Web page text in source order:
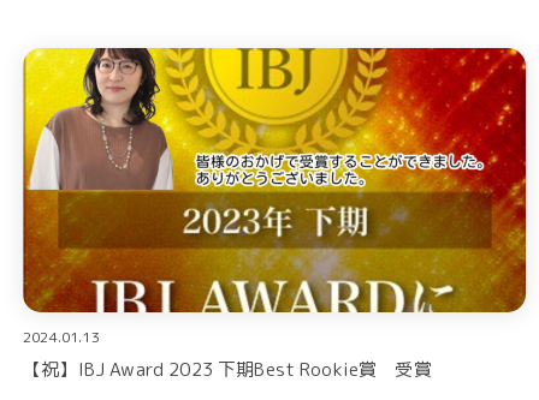
2024.01.13
【祝】IBJ Award 2023 下期Best Rookie賞 受賞